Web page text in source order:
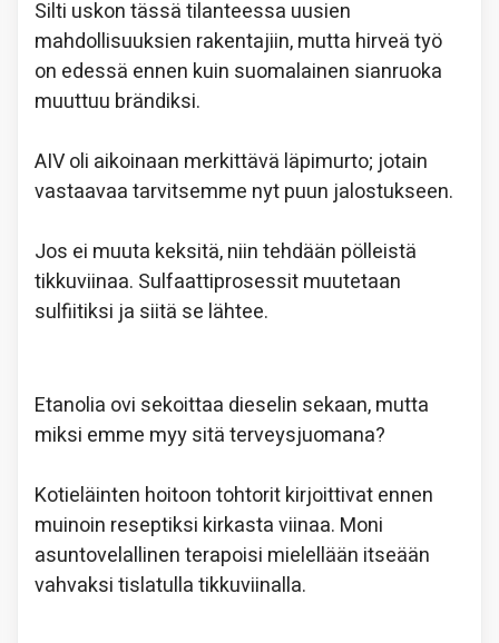
Silti uskon tässä tilanteessa uusien
mahdollisuuksien rakentajiin, mutta hirveä työ
on edessä ennen kuin suomalainen sianruoka
muuttuu brändiksi.
AIV oli aikoinaan merkittävä läpimurto; jotain
vastaavaa tarvitsemme nyt puun jalostukseen.
Jos ei muuta keksitä, niin tehdään pölleistä
tikkuviinaa. Sulfaattiprosessit muutetaan
sulfiitiksi ja siitä se lähtee.
Etanolia ovi sekoittaa dieselin sekaan, mutta
miksi emme myy sitä terveysjuomana?
Kotieläinten hoitoon tohtorit kirjoittivat ennen
muinoin reseptiksi kirkasta viinaa. Moni
asuntovelallinen terapoisi mielellään itseään
vahvaksi tislatulla tikkuviinalla.